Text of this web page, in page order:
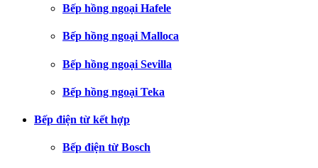
Bếp hồng ngoại Hafele
Bếp hồng ngoại Malloca
Bếp hồng ngoại Sevilla
Bếp hồng ngoại Teka
Bếp điện từ kết hợp
Bếp điện từ Bosch